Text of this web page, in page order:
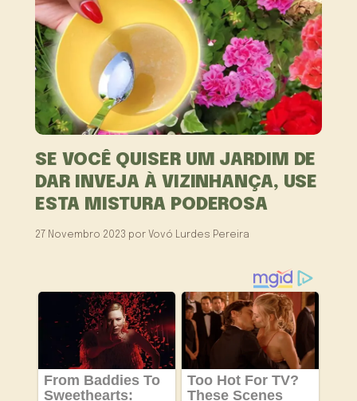
SE VOCÊ QUISER UM JARDIM DE
DAR INVEJA À VIZINHANÇA, USE
ESTA MISTURA PODEROSA
27 Novembro 2023 por Vovó Lurdes Pereira